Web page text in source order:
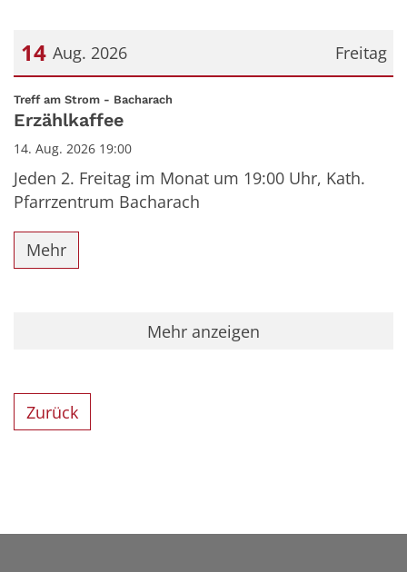
Freitag
14 Aug. 2026
Datum: 14. August 2026
Treff am Strom - Bacharach
Erzählkaffee
14. Aug. 2026 19:00
Jeden 2. Freitag im Monat um 19:00 Uhr, Kath.
Pfarrzentrum Bacharach
Mehr
Mehr anzeigen
Zurück